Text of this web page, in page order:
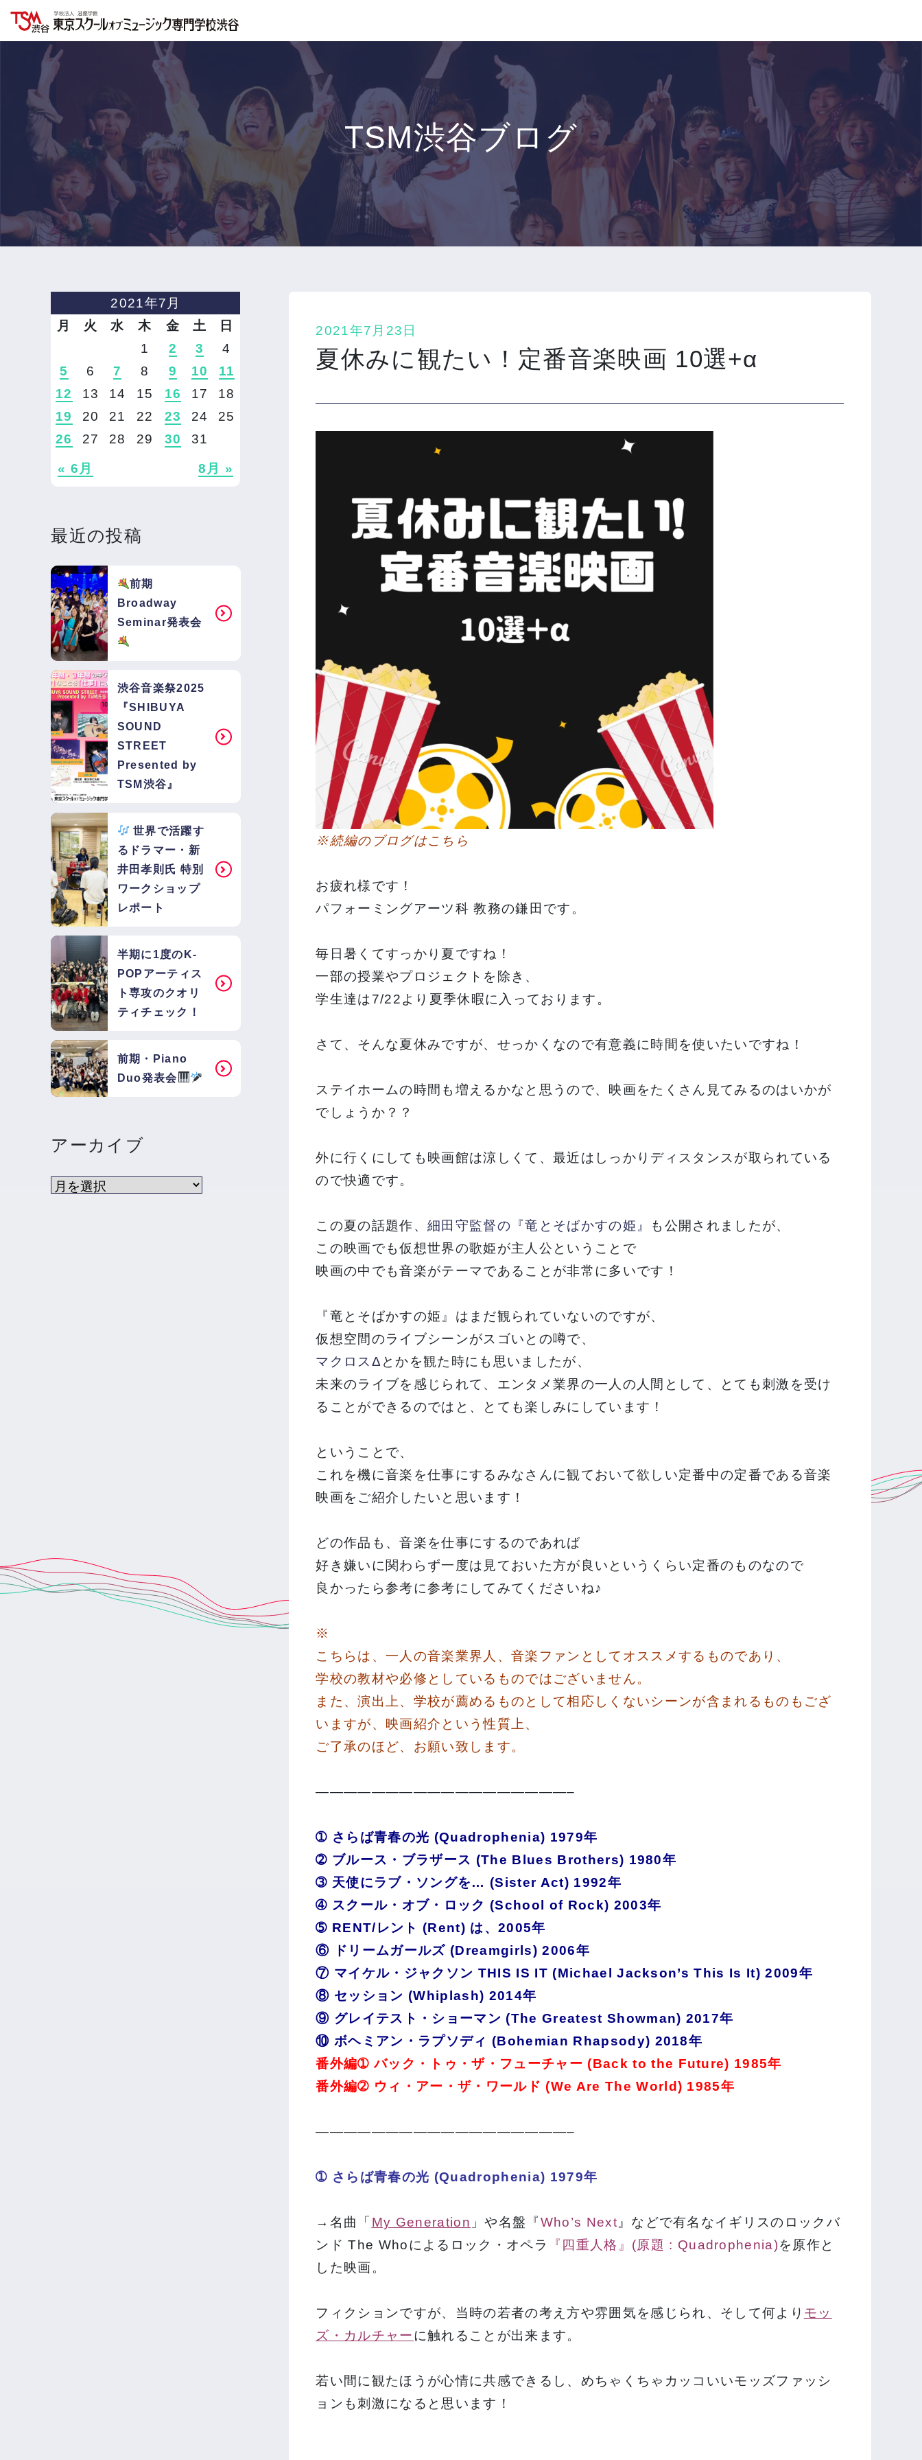
TSM渋谷ブログ
2021年7月23日
夏休みに観たい！定番音楽映画 10選+α
※続編のブログはこちら
お疲れ様です！
パフォーミングアーツ科 教務の鎌田です。
毎日暑くてすっかり夏ですね！
一部の授業やプロジェクトを除き、
学生達は7/22より夏季休暇に入っております。
さて、そんな夏休みですが、せっかくなので有意義に時間を使いたいですね！
ステイホームの時間も増えるかなと思うので、映画をたくさん見てみるのはいかが
でしょうか？？
外に行くにしても映画館は涼しくて、最近はしっかりディスタンスが取られている
ので快適です。
この夏の話題作、 細田守監督の『竜とそばかすの姫』
も公開されましたが、
この映画でも仮想世界の歌姫が主人公ということで
映画の中でも音楽がテーマであることが非常に多いです！
『竜とそばかすの姫』はまだ観られていないのですが、
仮想空間のライブシーンがスゴいとの噂で、
マクロスΔ とかを観た時にも思いましたが、
未来のライブを感じられて、エンタメ業界の一人の人間として、とても刺激を受け
ることができるのではと、とても楽しみにしています！
ということで、
これを機に音楽を仕事にするみなさんに観ておいて欲しい定番中の定番である音楽
映画をご紹介したいと思います！
どの作品も、音楽を仕事にするのであれば
好き嫌いに関わらず一度は見ておいた方が良いというくらい定番のものなので
良かったら参考に参考にしてみてくださいね♪
※
こちらは、一人の音楽業界人、音楽ファンとしてオススメするものであり、
学校の教材や必修としているものではございません。
また、演出上、学校が薦めるものとして相応しくないシーンが含まれるものもござ
いますが、映画紹介という性質上、
ご了承のほど、お願い致します。
——————————————————–
➀ さらば青春の光 (Quadrophenia) 1979年
➁ ブルース・ブラザース (The Blues Brothers) 1980年
➂ 天使にラブ・ソングを… (Sister Act) 1992年
➃ スクール・オブ・ロック (School of Rock) 2003年
➄ RENT/レント (Rent) は、2005年
⑥ ドリームガールズ (Dreamgirls) 2006年
⑦ マイケル・ジャクソン THIS IS IT (Michael Jackson’s This Is It) 2009年
⑧ セッション (Whiplash) 2014年
⑨ グレイテスト・ショーマン (The Greatest Showman) 2017年
⑩ ボヘミアン・ラプソディ (Bohemian Rhapsody) 2018年
番外編➀ バック・トゥ・ザ・フューチャー (Back to the Future) 1985年
番外編➁ ウィ・アー・ザ・ワールド (We Are The World) 1985年
——————————————————–
➀ さらば青春の光 (Quadrophenia) 1979年
→名曲「 My Generation 」や名盤『Who’s Next 』などで有名なイギリスのロックバ
ンド The Whoによるロック・オペラ
『四重人格』(原題 : Quadrophenia)を原作と
した映画。
フィクションですが、当時の若者の考え方や雰囲気を感じられ、そして何より モッ
ズ・カルチャーに触れることが出来ます。
若い間に観たほうが心情に共感できるし、めちゃくちゃカッコいいモッズファッシ
ョンも刺激になると思います！
2021年7月
月
火 水 木 金 土 日
« 6月 8月 »
1 2 3
4
5
6 7 8 9 10
11
12
13 14 15 16 17
18
19
20 21 22 23 24
25
26
27 28 29 30 31
最近の投稿
前期
Broadway
Seminar発表会
渋谷音楽祭2025
『SHIBUYA
SOUND
STREET
Presented by
TSM渋谷』
世界で活躍す
るドラマー・新
井田孝則氏 特別
ワークショップ
レポート
半期に1度のK-
POPアーティス
ト専攻のクオリ
ティチェック！
前期・Piano
Duo発表会
アーカイブ